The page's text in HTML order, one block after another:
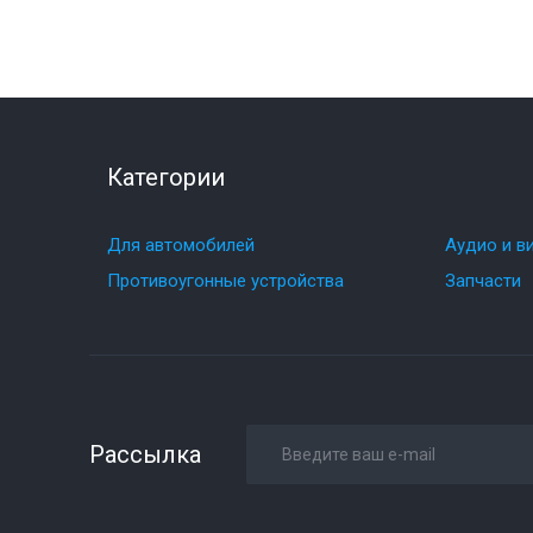
Категории
Для автомобилей
Аудио и
Противоугонные устройства
Запчасти
Рассылка